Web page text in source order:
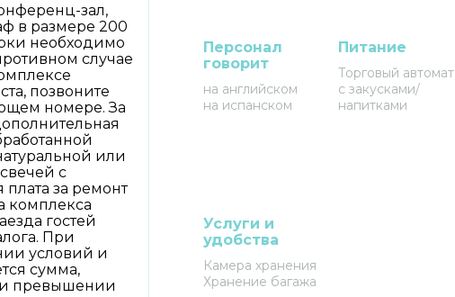
зал,
в размере 200
необходимо
случае
позвоните
номере. За
или
с
за ремонт
комплекса
гостей
При
условий и
сумма,
превышении
Персонал
говорит
на английском
на испанском
Питание
Торговый автомат
с закусками/
напитками
Услуги и
удобства
Камера хранения
Хранение багажа